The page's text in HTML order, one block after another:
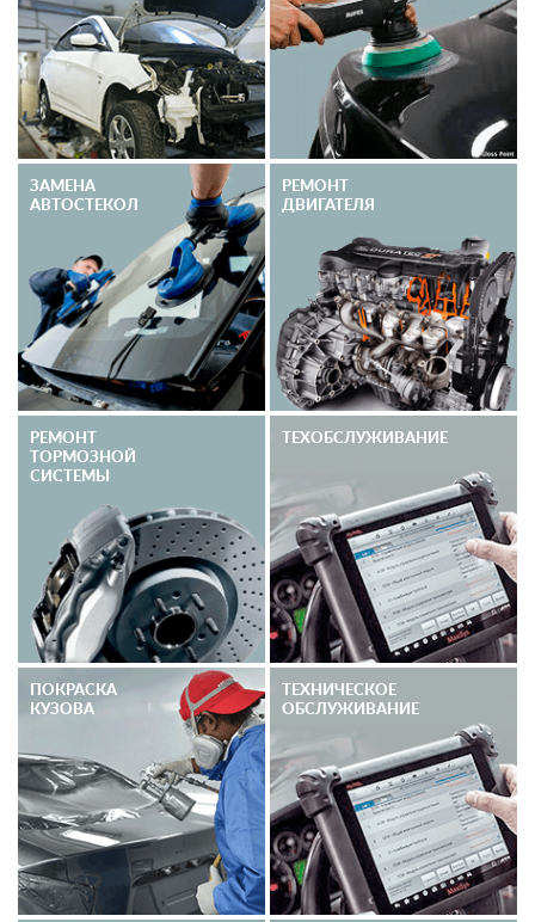
ЗАМЕНА
АВТОСТЕКОЛ
РЕМОНТ
ДВИГАТЕЛЯ
РЕМОНТ
ТОРМОЗНОЙ
СИСТЕМЫ
ТЕХОБСЛУЖИВАНИЕ
ПОКРАСКА
КУЗОВА
ТЕХНИЧЕСКОЕ
ОБСЛУЖИВАНИЕ